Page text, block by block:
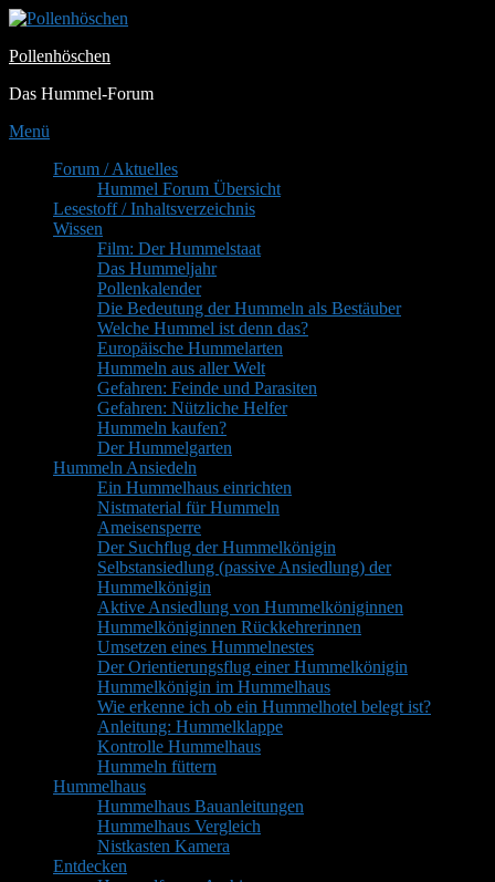
Zum
springen
Pollenhöschen
Das Hummel-Forum
Menü
PrimäresForum / Aktuelles
Hummel Forum Übersicht
Lesestoff / Inhaltsverzeichnis
Wissen
Film: Der Hummelstaat
Das Hummeljahr
Pollenkalender
Die Bedeutung der Hummeln als Bestäuber
Welche Hummel ist denn das?
Europäische Hummelarten
Hummeln aus aller Welt
Gefahren: Feinde und Parasiten
Gefahren: Nützliche Helfer
Hummeln kaufen?
Der Hummelgarten
Hummeln Ansiedeln
Ein Hummelhaus einrichten
Nistmaterial für Hummeln
Ameisensperre
Der Suchflug der Hummelkönigin
Selbstansiedlung (passive Ansiedlung) der
Hummelkönigin
Aktive Ansiedlung von Hummelköniginnen
Hummelköniginnen Rückkehrerinnen
Umsetzen eines Hummelnestes
Der Orientierungsflug einer Hummelkönigin
Hummelkönigin im Hummelhaus
Wie erkenne ich ob ein Hummelhotel belegt ist?
Anleitung: Hummelklappe
Kontrolle Hummelhaus
Hummeln füttern
Hummelhaus
Hummelhaus Bauanleitungen
Hummelhaus Vergleich
Nistkasten Kamera
Entdecken